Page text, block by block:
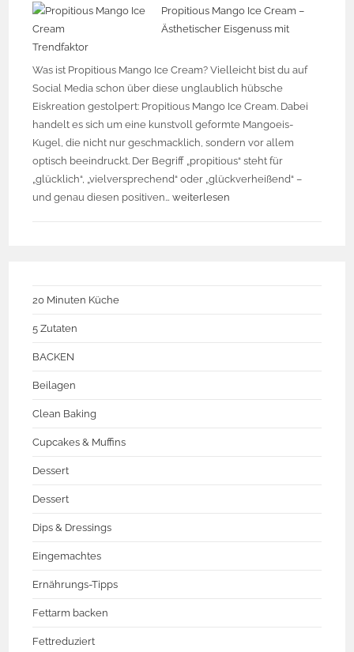
Propitious Mango Ice Cream –
Ästhetischer Eisgenuss mit
Trendfaktor
Was ist Propitious Mango Ice Cream? Vielleicht bist du auf
Social Media schon über diese unglaublich hübsche
Eiskreation gestolpert: Propitious Mango Ice Cream. Dabei
handelt es sich um eine kunstvoll geformte Mangoeis-
Kugel, die nicht nur geschmacklich, sondern vor allem
optisch beeindruckt. Der Begriff „propitious“ steht für
„glücklich“, „vielversprechend“ oder „glückverheißend“ –
und genau diesen positiven…weiterlesen
20 Minuten Küche
5 Zutaten
BACKEN
Beilagen
Clean Baking
Cupcakes & Muffins
Dessert
Dessert
Dips & Dressings
Eingemachtes
Ernährungs-Tipps
Fettarm backen
Fettreduziert